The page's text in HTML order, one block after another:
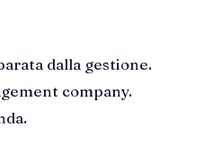
dalla gestione.
company.